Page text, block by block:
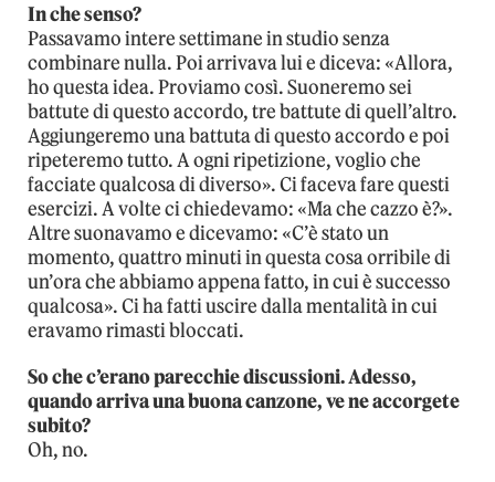
In che senso?
Passavamo intere settimane in studio senza
combinare nulla. Poi arrivava lui e diceva: «Allora,
ho questa idea. Proviamo così. Suoneremo sei
battute di questo accordo, tre battute di quell’altro.
Aggiungeremo una battuta di questo accordo e poi
ripeteremo tutto. A ogni ripetizione, voglio che
facciate qualcosa di diverso». Ci faceva fare questi
esercizi. A volte ci chiedevamo: «Ma che cazzo è?».
Altre suonavamo e dicevamo: «C’è stato un
momento, quattro minuti in questa cosa orribile di
un’ora che abbiamo appena fatto, in cui è successo
qualcosa». Ci ha fatti uscire dalla mentalità in cui
eravamo rimasti bloccati.
So che c’erano parecchie discussioni. Adesso,
quando arriva una buona canzone, ve ne accorgete
subito?
Oh, no.